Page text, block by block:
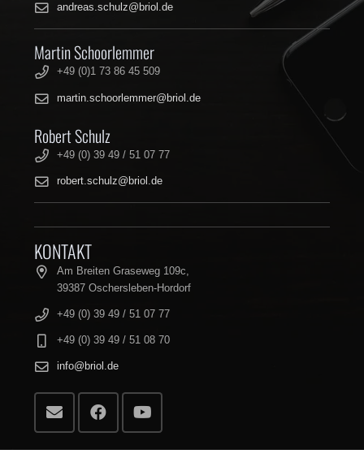
andreas.schulz@briol.de
Martin Schoorlemmer
+49 (0)1 73 86 45 509
martin.schoorlemmer@briol.de
Robert Schulz
+49 (0) 39 49 / 51 07 77
robert.schulz@briol.de
KONTAKT
Am Breiten Graseweg 109c,
39387 Oschersleben-Hordorf
+49 (0) 39 49 / 51 07 77
+49 (0) 39 49 / 51 08 70
info@briol.de